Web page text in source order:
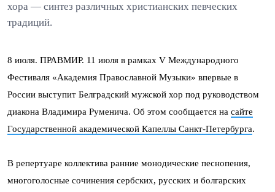
хора — синтез различных христианских певческих
традиций.
8 июля. ПРАВМИР. 11 июля в рамках V Международного
Фестиваля «Академия Православной Музыки» впервые в
России выступит Белградский мужской хор под руководством
диакона Владимира Руменича. Об этом сообщается на сайте
Государственной академической Капеллы Санкт-Петербурга.
В репертуаре коллектива ранние монодические песнопения,
многоголосные сочинения сербских, русских и болгарских